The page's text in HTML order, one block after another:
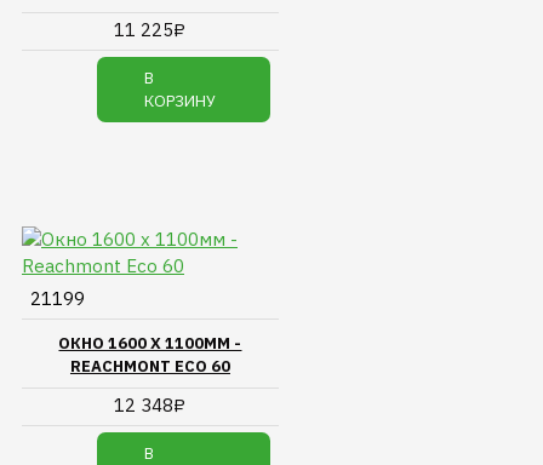
11 225₽
В
КОРЗИНУ
21199
ОКНО 1600 Х 1100ММ -
REACHMONT ECO 60
12 348₽
В